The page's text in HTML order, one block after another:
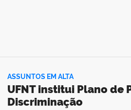
ASSUNTOS EM ALTA
UFNT institui Plano de
Discriminação